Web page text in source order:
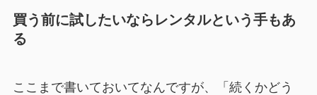
買う前に試したいならレンタルという手もあ
る
ここまで書いておいてなんですが、「続くかどう